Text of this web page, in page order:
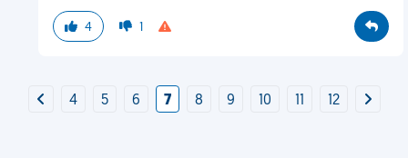
4 1
4 5 6 7 8 9 10 12